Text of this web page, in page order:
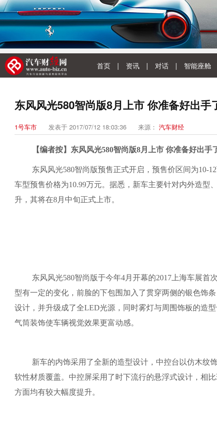
首页 | 资讯 | 对话 | 智能座舱
东风风光580智尚版8月上市 你准备好出手
1号车市 发表于 2017/07/12 18:03:36 来源： 汽车财经
【编者按】东风风光580智尚版8月上市 你准备好出手
东风风光580智尚版预售正式开启，预售价区间为10-
车型预售价格为10.99万元。据悉，新车主要针对内外造型
升，其将在8月中旬正式上市。
东风风光580智尚版于今年4月开幕的2017上海车展首
型有一定的变化，前脸的下包围加入了贯穿两侧的银色饰
设计，并升级成了全LED光源，同时雾灯与周围饰板的造
气筒装饰使车辆视觉效果更富动感。
新车的内饰采用了全新的造型设计，中控台以仿木纹
软性材质覆盖。中控屏采用了时下流行的悬浮式设计，相
方面均有较大幅度提升。